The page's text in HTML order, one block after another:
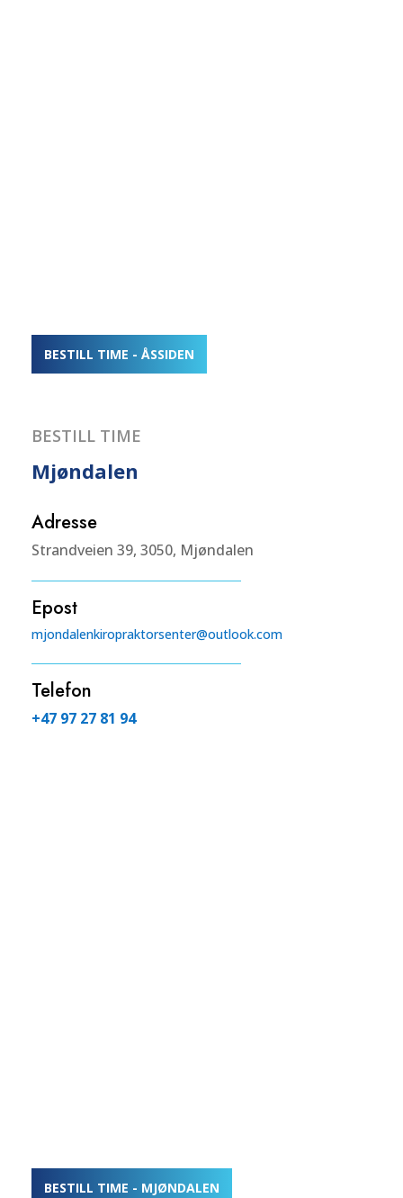
BESTILL TIME - ÅSSIDEN
BESTILL TIME
Mjøndalen
Adresse
Strandveien 39, 3050, Mjøndalen
Epost
mjondalenkiropraktorsenter@outlook.com
Telefon
+47 97 27 81 94
BESTILL TIME - MJØNDALEN